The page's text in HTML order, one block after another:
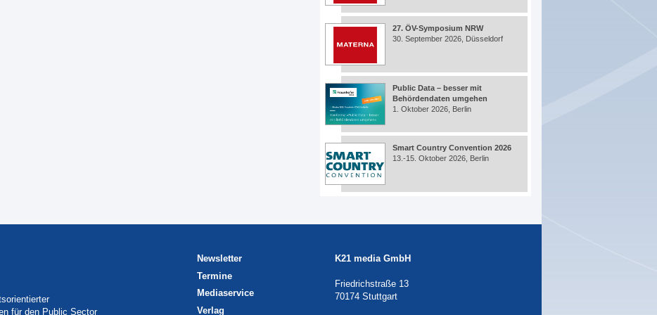
27. ÖV-Symposium NRW
30. September 2026, Düsseldorf
Public Data – besser mit
Behördendaten umgehen
1. Oktober 2026, Berlin
Smart Country Convention 2026
13.-15. Oktober 2026, Berlin
für den Public Sector
Newsletter
Termine
Mediaservice
Verlag
K21 media GmbH
Friedrichstraße 13
70174 Stuttgart